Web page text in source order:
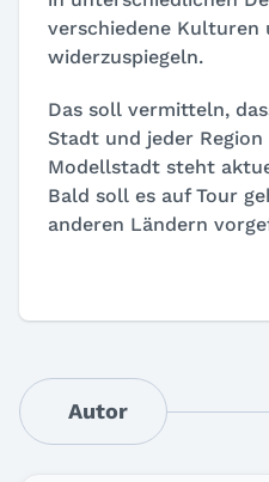
verschiedene Kulturen
widerzuspiegeln.
Das soll vermitteln,
Stadt und jeder
Modellstadt steht
Bald soll es auf Tour
anderen Ländern
Autor